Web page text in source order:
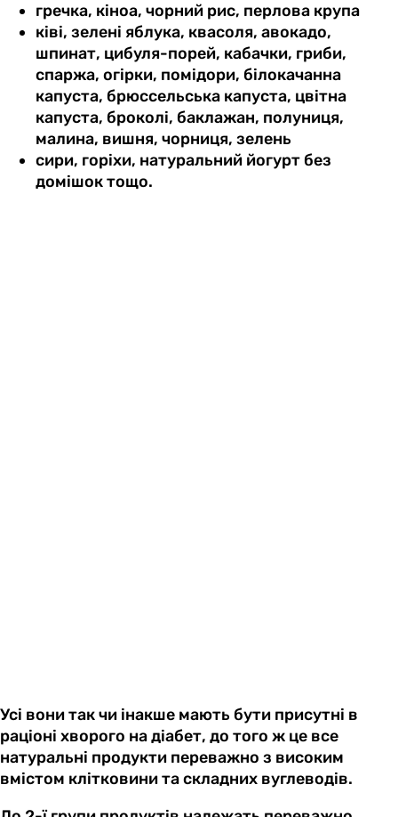
гречка, кіноа, чорний рис, перлова крупа
ківі, зелені яблука, квасоля, авокадо,
шпинат, цибуля-порей, кабачки, гриби,
спаржа, огірки, помідори, білокачанна
капуста, брюссельська капуста, цвітна
капуста, броколі, баклажан, полуниця,
малина, вишня, чорниця, зелень
сири, горіхи, натуральний йогурт без
домішок тощо.
Усі вони так чи інакше мають бути присутні в
раціоні хворого на діабет, до того ж це все
натуральні продукти переважно з високим
вмістом клітковини та складних вуглеводів.